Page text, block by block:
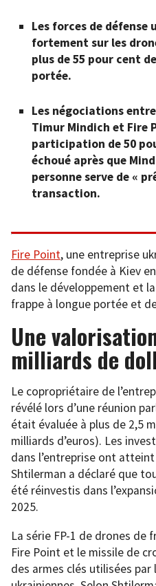
Les forces de défense
fortement sur les
plus de 55 pour cent
portée.
Les négociations
Timur Mindich et Fire
participation de 50
échoué après que
personne serve de «
transaction.
Fire Point, une entreprise
de défense fondée à Kiev
dans le développement et
frappe à longue portée et
Une
milliards de
Le copropriétaire de
révélé lors d’une réunion
était évaluée à plus de 2,5
milliards d’euros). Les
dans l’entreprise ont atteint
Shtilerman a déclaré que
été réinvestis dans
2025.
La série FP-1 de drones de
Fire Point et le missile de
des armes clés utilisées